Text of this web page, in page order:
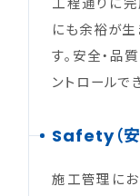
工程通りに
にも余裕が生
す。安全・品
ントロールで
Safety（安
施工管理にお